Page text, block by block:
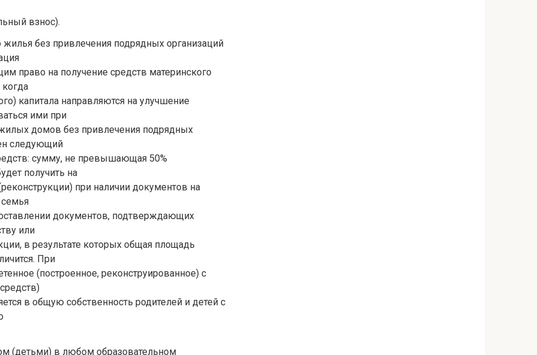
взнос).
без привлечения подрядных организаций
право на получение средств материнского
когда
капитала направляются на улучшение
ими при
домов без привлечения подрядных
следующий
сумму, не превышающая 50%
получить на
при наличии документов на
семья
документов, подтверждающих
или
в результате которых общая площадь
При
(построенное, реконструированное) с
в общую собственность родителей и детей с
(детьми) в любом образовательном